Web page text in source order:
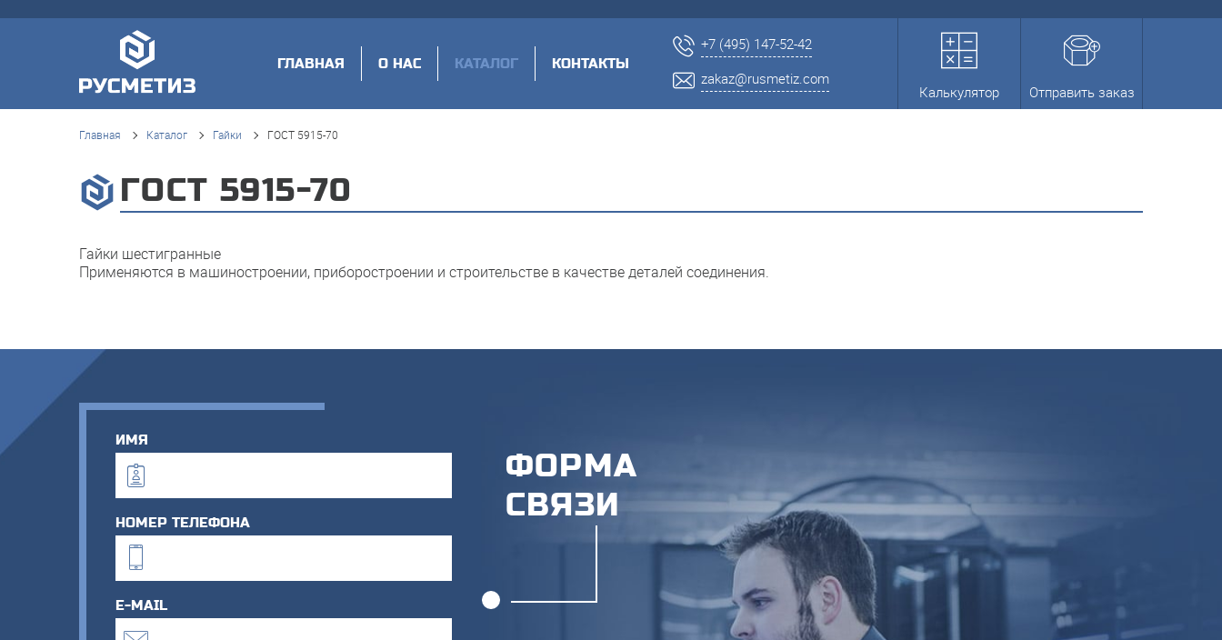
ГЛАВНАЯ О НАС КАТАЛОГ КОНТАКТЫ
+7 (495) 147-52-42
zakaz@rusmetiz.com
Калькулятор Отправить заказ
Главная Каталог Гайки ГОСТ 5915-70
ГОСТ 5915-70
Гайки шестигранные
Применяются в машиностроении, приборостроении и строительстве в качестве деталей соединения.
ФОРМА
СВЯЗИ
ИМЯ
НОМЕР ТЕЛЕФОНА
E-MAIL